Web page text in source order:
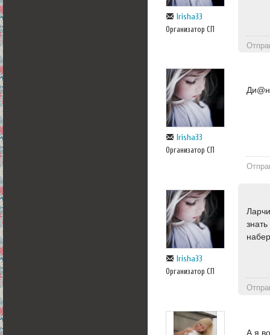
Irisha33
Организатор СП
Irisha33
Организатор СП
Irisha33
Организатор СП
А я